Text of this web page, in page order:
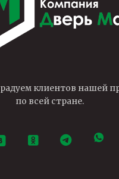
радуем клиентов нашей
по всей стране.